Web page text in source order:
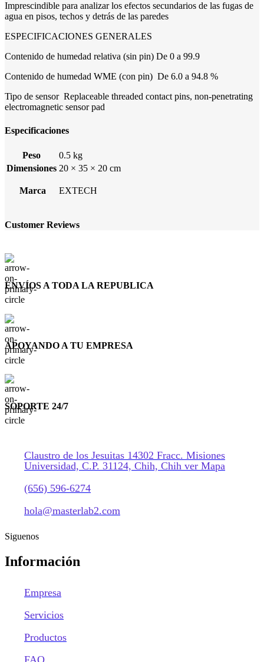
Imprescindible para analizar los efectos secundarios de las fugas de
agua en pisos, techos y detrás de las paredes
ESPECIFICACIONES GENERALES
Contenido de humedad relativa (sin pin) De 0 a 99.9
Contenido de humedad WME (con pin) De 6.0 a 94.8 %
Tipo de sensor Replaceable threaded contact pins, non-penetrating
electromagnetic sensor pad
Especificaciones
Peso
0.5 kg
Dimensiones 20 × 35 × 20 cm
Marca EXTECH
Customer Reviews
ENVÍOS A TODA LA REPUBLICA
APOYANDO A TU EMPRESA
SOPORTE 24/7
Claustro de los Jesuitas 14302 Fracc. Misiones
Universidad, C.P. 31124, Chih, Chih ver Mapa
(656) 596-6274
hola@masterlab2.com
Siguenos
Información
Empresa
Servicios
Productos
FAQ